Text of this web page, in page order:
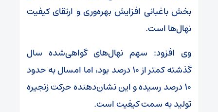
بخش باغبانی افزایش بهره‌وری و ارتقای کیفیت
نهال‌ها است.
وی افزود: سهم نهال‌های گواهی‌شده سال
گذشته کمتر از ۱۰ درصد بود، اما امسال به حدود
۱۰ درصد رسیده و این نشان‌دهنده حرکت زنجیره
تولید به سمت کیفیت است.